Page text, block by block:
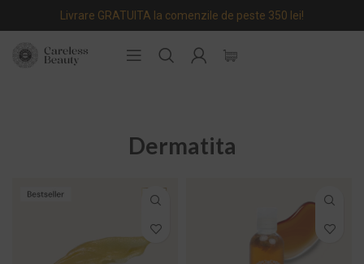
Livrare GRATUITA la comenzile de peste 350 lei!
Dermatita